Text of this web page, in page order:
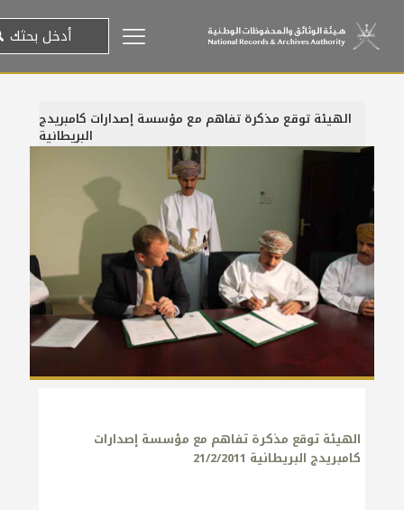
الهيئة توقع مذكرة تفاهم مع مؤسسة إصدارات كامبريدج
البريطانية
الهيئة توقع مذكرة تفاهم مع مؤسسة إصدارات
كامبريدج البريطانية 21/2/2011